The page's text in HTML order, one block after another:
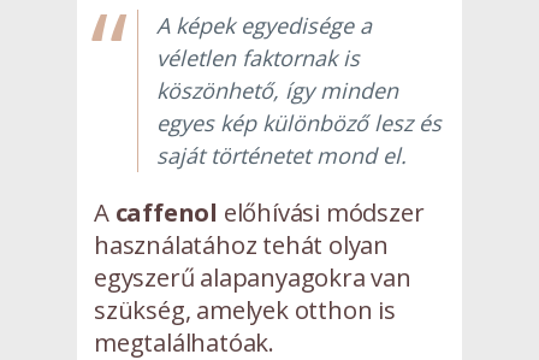
A képek egyedisége a
véletlen faktornak is
köszönhető, így minden
egyes kép különböző lesz és
saját történetet mond el.
A caffenol előhívási módszer
használatához tehát olyan
egyszerű alapanyagokra van
szükség, amelyek otthon is
megtalálhatóak.